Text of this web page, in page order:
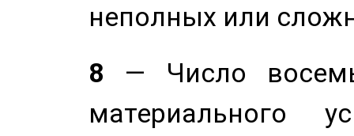
неполных или
8 — Число
материального